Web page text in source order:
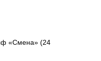
«Смена» (24